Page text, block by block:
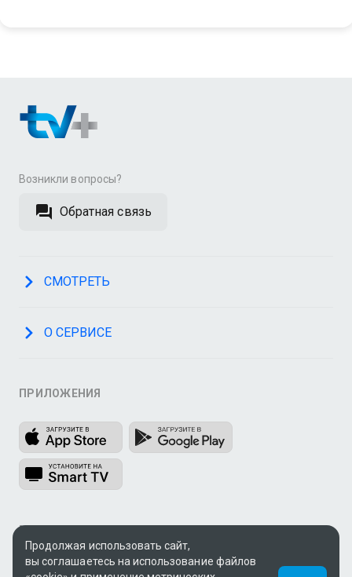
Возникли вопросы?
Обратная связь
СМОТРЕТЬ
О СЕРВИСЕ
ПРИЛОЖЕНИЯ
МЫ В СОЦСЕТЯХ
Продолжая использовать сайт,
вы соглашаетесь на использование файлов